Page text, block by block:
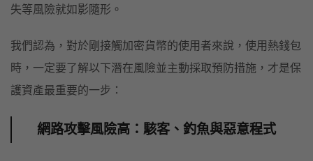
失等風險就如影隨形。
我們認為，對於剛接觸加密貨幣的使用者來說，使用熱錢包
時，一定要了解以下潛在風險並主動採取預防措施，才是保
護資產最重要的一步：
網路攻擊風險高：駭客、釣魚與惡意程式